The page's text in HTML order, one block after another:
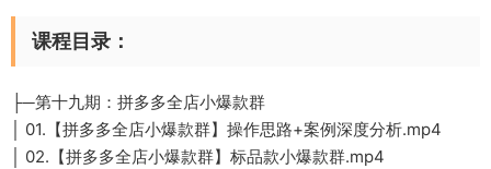
课程目录：
├─第十九期：拼多多全店小爆款群
│ 01.【拼多多全店小爆款群】操作思路+案例深度分析.mp4
│ 02.【拼多多全店小爆款群】标品款小爆款群.mp4